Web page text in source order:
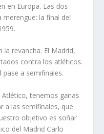
en Europa. Las dos
la final del
la revancha. El Madrid,
contra los atléticos.
pase a semifinales.
tenemos ganas
a las semifinales, que
objetivo es soñar
del Madrid Carlo